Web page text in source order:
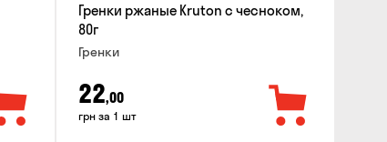
Гренки ржаные Kruton с чесноком,
80г
Гренки
22,00
грн за 1 шт